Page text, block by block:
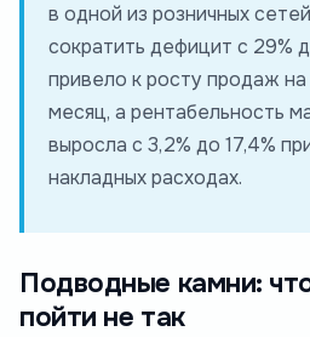
в одной из розничных
сократить дефицит с 29%
привело к росту продаж
месяц, а рентабельность
выросла с 3,2% до 17,4%
накладных расходах.
Подводные камни:
пойти не так